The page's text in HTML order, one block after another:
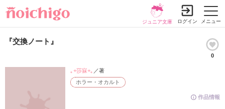
メニュー
ジュニア文庫 ログイン
『交換ノート』
0
作品情報
ホラー・オカルト
｡+莎寐+｡ ／著